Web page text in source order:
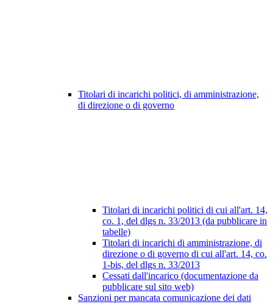
Titolari di incarichi politici, di amministrazione,
di direzione o di governo
Titolari di incarichi politici di cui all'art. 14,
co. 1, del dlgs n. 33/2013 (da pubblicare in
tabelle)
Titolari di incarichi di amministrazione, di
direzione o di governo di cui all'art. 14, co.
1-bis, del dlgs n. 33/2013
Cessati dall'incarico (documentazione da
pubblicare sul sito web)
Sanzioni per mancata comunicazione dei dati